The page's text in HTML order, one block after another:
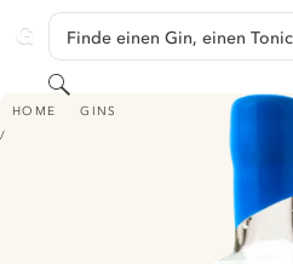
GINVENTORY
Finde einen Gin, einen Tonic, …
Suchen
HOME GINS
ESKER ORIGINAL GIN